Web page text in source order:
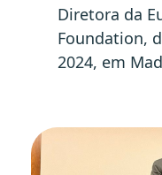
Diretora da
Foundation,
2024, em